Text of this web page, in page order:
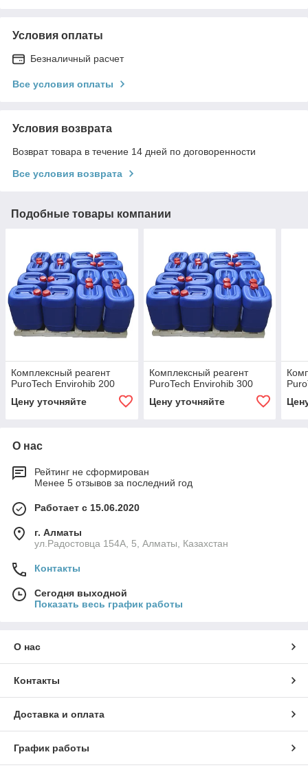
Условия оплаты
Безналичный расчет
Все условия оплаты
Условия возврата
Возврат товара в течение 14 дней по договоренности
Все условия возврата
Подобные товары компании
Комплексный реагент
PuroTech Envirohib 200
Цену уточняйте
Комплексный реагент
PuroTech Envirohib 300
Цену уточняйте
О нас
Рейтинг не сформирован
Менее 5 отзывов за последний год
Работает с 15.06.2020
г. Алматы
ул.Радостовца 154А, 5, Алматы, Казахстан
Контакты
Сегодня выходной
Показать весь график работы
О нас
Контакты
Доставка и оплата
График работы